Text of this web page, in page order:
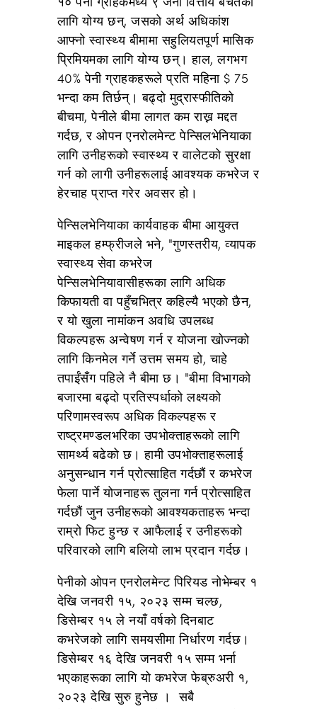
लागि योग्य छन्, जसको अर्थ अधिकांश
आफ्नो स्वास्थ्य बीमामा सहुलियतपूर्ण मासिक
प्रिमियमका लागि योग्य छन्। हाल, लगभग
40% पेनी ग्राहकहरूले प्रति महिना $ 75
भन्दा कम तिर्छन्। बढ्दो मुद्रास्फीतिको
बीचमा, पेनीले बीमा लागत कम राख्न मद्दत
गर्दछ, र ओपन एनरोलमेन्ट पेन्सिलभेनियाका
लागि उनीहरूको स्वास्थ्य र वालेटको सुरक्षा
गर्न को लागी उनीहरूलाई आवश्यक कभरेज र
हेरचाह प्राप्त गरेर अवसर हो।
पेन्सिलभेनियाका कार्यवाहक बीमा आयुक्त
माइकल हम्फ्रीजले भने, "गुणस्तरीय, व्यापक
स्वास्थ्य सेवा कभरेज
पेन्सिलभेनियावासीहरूका लागि अधिक
किफायती वा पहुँचभित्र कहिल्यै भएको छैन,
र यो खुला नामांकन अवधि उपलब्ध
विकल्पहरू अन्वेषण गर्न र योजना खोज्नको
लागि किनमेल गर्ने उत्तम समय हो, चाहे
तपाईंसँग पहिले नै बीमा छ। "बीमा विभागको
बजारमा बढ्दो प्रतिस्पर्धाको लक्ष्यको
परिणामस्वरूप अधिक विकल्पहरू र
राष्ट्रमण्डलभरिका उपभोक्ताहरूको लागि
सामर्थ्य बढेको छ। हामी उपभोक्ताहरूलाई
अनुसन्धान गर्न प्रोत्साहित गर्दछौं र कभरेज
फेला पार्ने योजनाहरू तुलना गर्न प्रोत्साहित
गर्दछौं जुन उनीहरूको आवश्यकताहरू भन्दा
राम्रो फिट हुन्छ र आफैलाई र उनीहरूको
परिवारको लागि बलियो लाभ प्रदान गर्दछ।
पेनीको ओपन एनरोलमेन्ट पिरियड नोभेम्बर १
देखि जनवरी १५, २०२३ सम्म चल्छ,
डिसेम्बर १५ ले नयाँ वर्षको दिनबाट
कभरेजको लागि समयसीमा निर्धारण गर्दछ।
डिसेम्बर १६ देखि जनवरी १५ सम्म भर्ना
भएकाहरूका लागि यो कभरेज फेब्रुअरी १,
२०२३ देखि सुरु हुनेछ । सबै